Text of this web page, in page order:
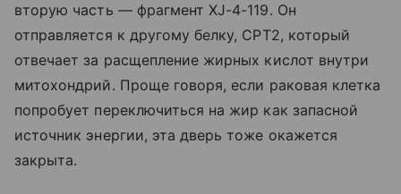
вторую часть — фрагмент XJ-4-119. Он
отправляется к другому белку, CPT2, который
отвечает за расщепление жирных кислот внутри
митохондрий. Проще говоря, если раковая клетка
попробует переключиться на жир как запасной
источник энергии, эта дверь тоже окажется
закрыта.